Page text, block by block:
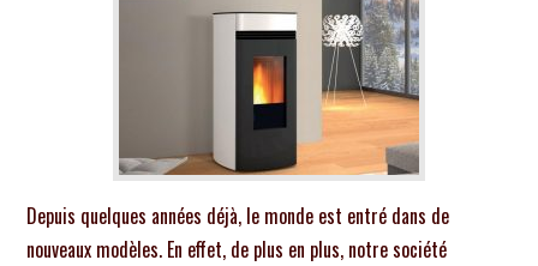
Depuis quelques années déjà, le monde est entré dans de
nouveaux modèles. En effet, de plus en plus, notre société